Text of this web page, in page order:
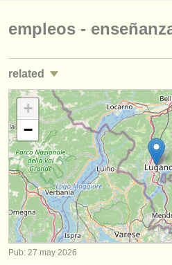
empleos - administración
degree courses
cursillos
concursos
instrumentos en venta
instrumentos robados
directorios:
empleos -
related
empleos - interpretación: tuba
cursos/masterclass tuba (5)
degree courses: serpent/
degree courses: tuba (9)
concurso de tuba (3)
tuba perdido
+
−
Pub: 27 may 2026